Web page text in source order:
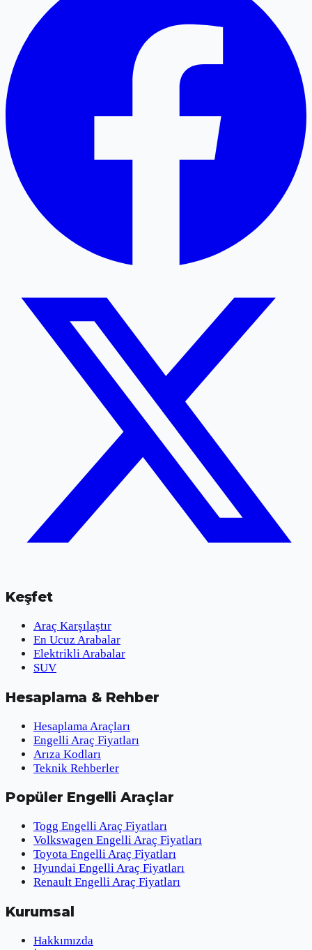
Keşfet
Araç Karşılaştır
En Ucuz Arabalar
Elektrikli Arabalar
SUV
Hesaplama & Rehber
Hesaplama Araçları
Engelli Araç Fiyatları
Arıza Kodları
Teknik Rehberler
Popüler Engelli Araçlar
Togg Engelli Araç Fiyatları
Volkswagen Engelli Araç Fiyatları
Toyota Engelli Araç Fiyatları
Hyundai Engelli Araç Fiyatları
Renault Engelli Araç Fiyatları
Kurumsal
Hakkımızda